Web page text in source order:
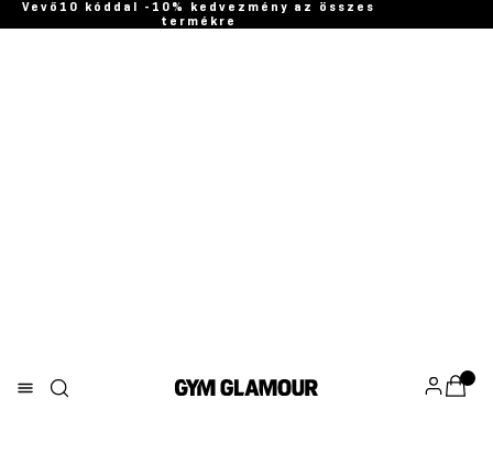
Vevő10 kóddal -10% kedvezmény az összes
termékre